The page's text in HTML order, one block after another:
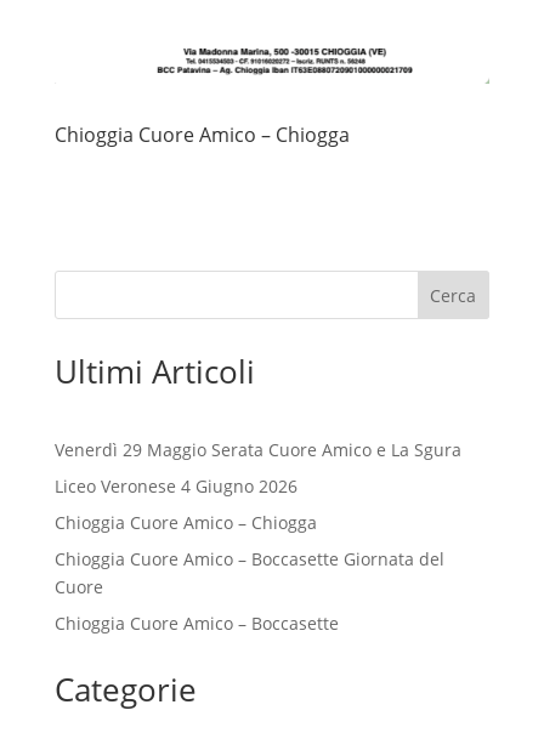
Chioggia Cuore Amico – Chiogga
Cerca
Ultimi Articoli
Venerdì 29 Maggio Serata Cuore Amico e La Sgura
Liceo Veronese 4 Giugno 2026
Chioggia Cuore Amico – Chiogga
Chioggia Cuore Amico – Boccasette Giornata del
Cuore
Chioggia Cuore Amico – Boccasette
Categorie